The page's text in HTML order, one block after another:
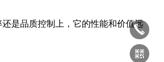
是品质控制上，它的性能和价值远